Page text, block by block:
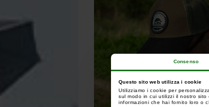
Consenso
Questo sito web utilizza i cookie
Utilizziamo i cookie per
sul modo in cui utilizzi il nostro
informazioni che hai fornito loro o